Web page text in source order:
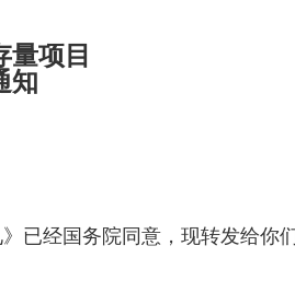
量项目
知
已经国务院同意，现转发给你